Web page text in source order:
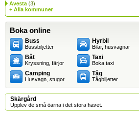
Avesta (3)
+ Alla kommuner
Boka online
Buss
Bussbiljetter
Båt
Kryssning, färjor
Camping
Husvagn, stugor
Hyrbil
Bilar, husvagnar
Taxi
Boka taxi
Tåg
Tågbiljetter
Skärgård
Upplev de små öarna i det stora havet.